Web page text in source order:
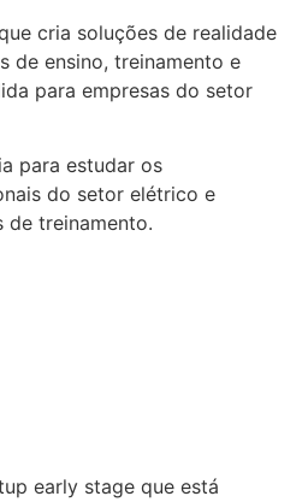
cria soluções de realidade
de ensino, treinamento e
para empresas do setor
para estudar os
do setor elétrico e
de treinamento.
early stage que está